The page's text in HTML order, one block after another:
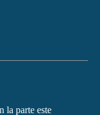
la parte este